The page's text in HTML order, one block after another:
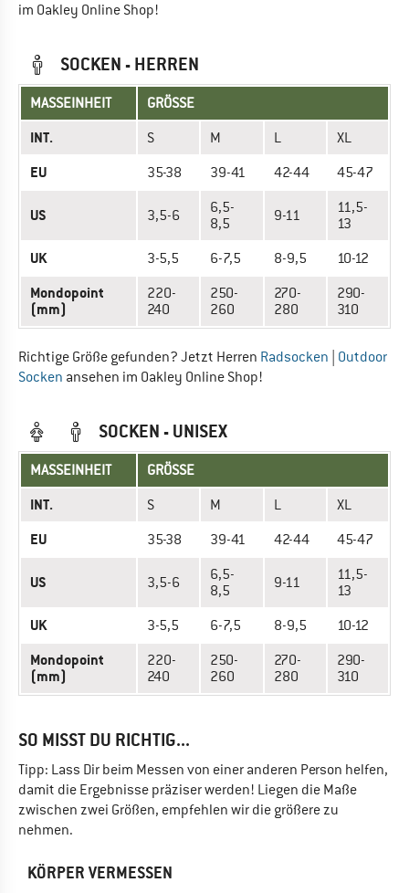
im Oakley Online Shop!
SOCKEN - HERREN
MASSEINHEIT GRÖSSE
INT. S M L XL
EU 35-38 39-41 42-44 45-47
US 3,5-6
6,5-
8,5
9-11
11,5-
13
UK 3-5,5 6-7,5 8-9,5 10-12
Mondopoint
(mm)
220-
240
250-
260
270-
280
290-
310
Richtige Größe gefunden? Jetzt Herren Radsocken Outdoor
Socken ansehen im Oakley Online Shop!
SOCKEN - UNISEX
MASSEINHEIT GRÖSSE
INT. S M L XL
EU 35-38 39-41 42-44 45-47
US 3,5-6
6,5-
8,5
9-11
11,5-
13
UK 3-5,5 6-7,5 8-9,5 10-12
Mondopoint
(mm)
220-
240
250-
260
270-
280
290-
310
SO MISST DU RICHTIG...
Tipp: Lass Dir beim Messen von einer anderen Person helfen,
damit die Ergebnisse präziser werden! Liegen die Maße
zwischen zwei Größen, empfehlen wir die größere zu
nehmen.
KÖRPER VERMESSEN